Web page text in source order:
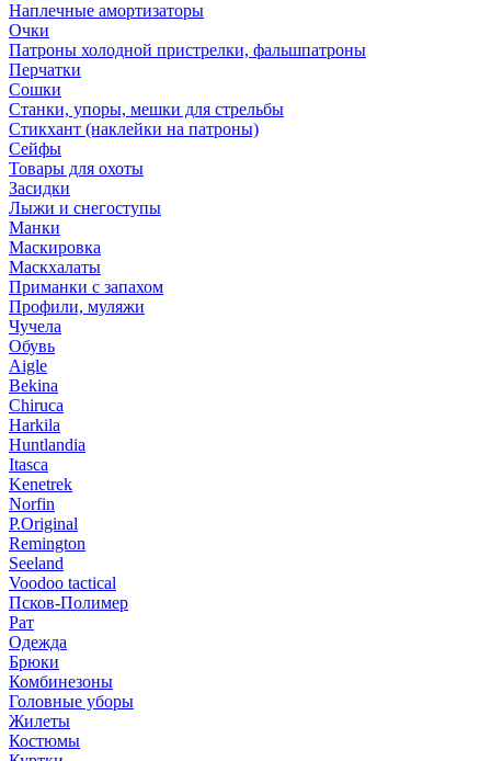
Наплечные амортизаторы
Очки
Патроны холодной пристрелки, фальшпатроны
Перчатки
Сошки
Станки, упоры, мешки для стрельбы
Стикхант (наклейки на патроны)
Сейфы
Товары для охоты
Засидки
Лыжи и снегоступы
Манки
Маскировка
Маскхалаты
Приманки с запахом
Профили, муляжи
Чучела
Обувь
Aigle
Bekina
Chiruсa
Harkila
Huntlandia
Itasca
Kenetrek
Norfin
P.Original
Remington
Seeland
Voodoo tactical
Псков-Полимер
Рат
Одежда
Брюки
Комбинезоны
Головные уборы
Жилеты
Костюмы